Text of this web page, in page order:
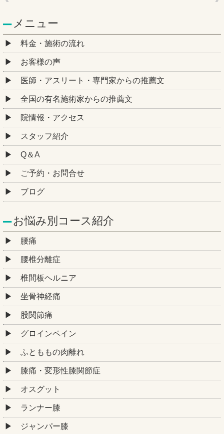
メニュー
料金・施術の流れ
お客様の声
医師・アスリート・専門家からの推薦文
全国の有名施術家からの推薦文
院情報・アクセス
スタッフ紹介
Q＆A
ご予約・お問合せ
ブログ
お悩み別コース紹介
腰痛
腰椎分離症
椎間板ヘルニア
坐骨神経痛
股関節痛
グロインペイン
ふとももの肉離れ
膝痛・変形性膝関節症
オスグット
ランナー膝
ジャンパー膝